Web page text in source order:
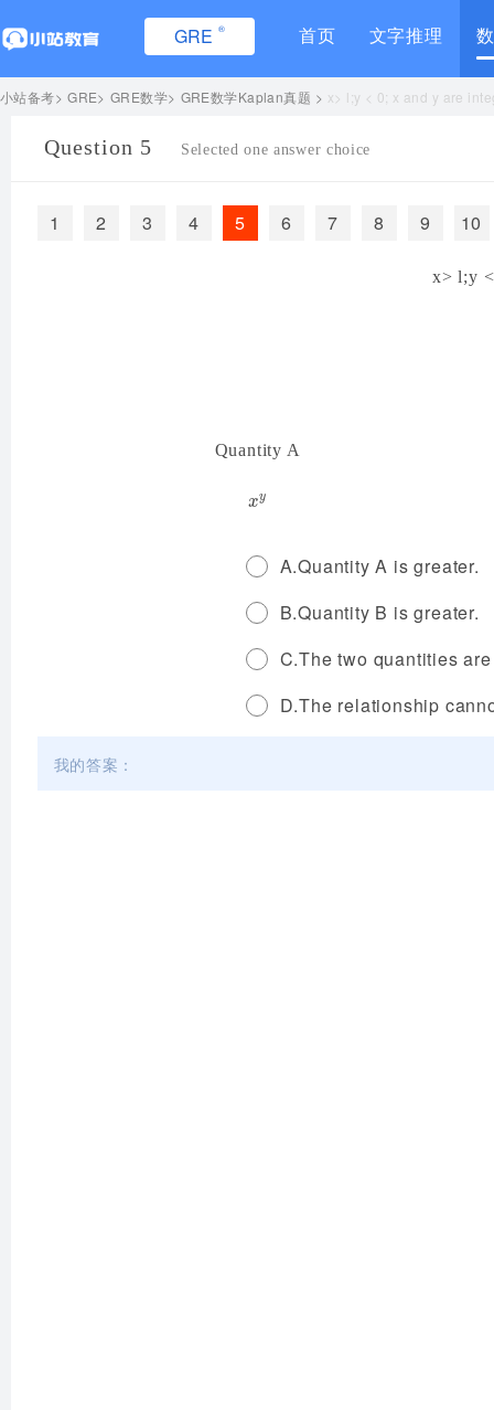
GRE ® 首页 文字推理
小站备考 GRE GRE数学 GRE数学Kaplan真题 x> l;y < 0; x and y are
Question 5 Selected one answer choice
1 2 3 4 5 6 7 8 9 10
x> l;y
Quantity A
xy
xy
A.Quantity A is greater.
B.Quantity B is greater.
C.The two quantities
D.The relationship
我的答案：